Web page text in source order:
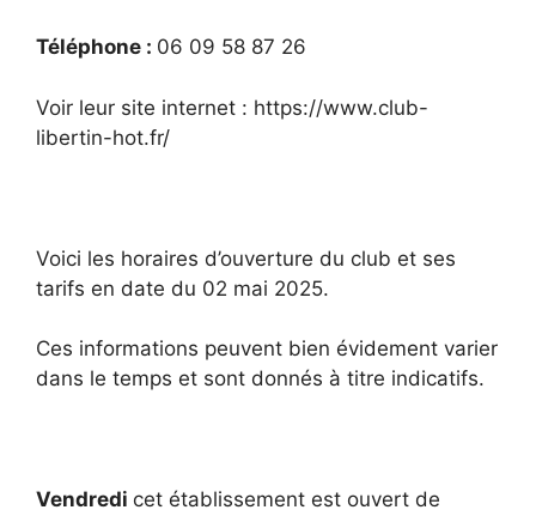
Téléphone : 06 09 58 87 26
Voir leur site internet : https://www.club-
libertin-hot.fr/
Voici les horaires d’ouverture du club et ses
tarifs en date du 02 mai 2025.
Ces informations peuvent bien évidement varier
dans le temps et sont donnés à titre indicatifs.
Vendredi cet établissement est ouvert de